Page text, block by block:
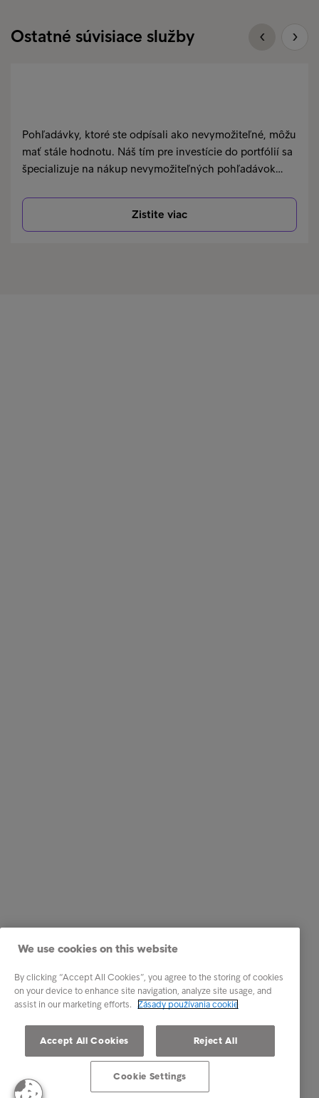
Ostatné súvisiace služby
Pohľadávky, ktoré ste odpísali ako nevymožiteľné, môžu
mať stále hodnotu. Náš tím pre investície do portfólií sa
špecializuje na nákup nevymožiteľných pohľadávok…
Zistite viac
We use cookies on this website
By clicking “Accept All Cookies”, you agree to the storing of cookies
on your device to enhance site navigation, analyze site usage, and
assist in our marketing efforts. Zásady používania cookie
Accept All Cookies Reject All
Cookie Settings